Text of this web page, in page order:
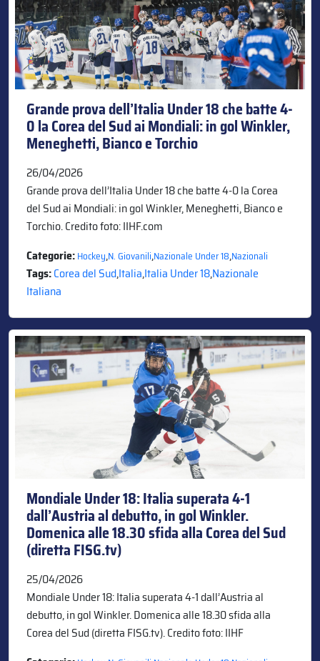
Grande prova dell’Italia Under 18 che batte 4-
0 la Corea del Sud ai Mondiali: in gol Winkler,
Meneghetti, Bianco e Torchio
26/04/2026
Grande prova dell’Italia Under 18 che batte 4-0 la Corea
del Sud ai Mondiali: in gol Winkler, Meneghetti, Bianco e
Torchio. Credito foto: IIHF.com
Categorie:Hockey,N. Giovanili,Nazionale Under 18,Nazionali
Tags:Corea del Sud,Italia,Italia Under 18,Nazionale
Italiana
Mondiale Under 18: Italia superata 4-1
dall’Austria al debutto, in gol Winkler.
Domenica alle 18.30 sfida alla Corea del Sud
(diretta FISG.tv)
25/04/2026
Mondiale Under 18: Italia superata 4-1 dall’Austria al
debutto, in gol Winkler. Domenica alle 18.30 sfida alla
Corea del Sud (diretta FISG.tv). Credito foto: IIHF